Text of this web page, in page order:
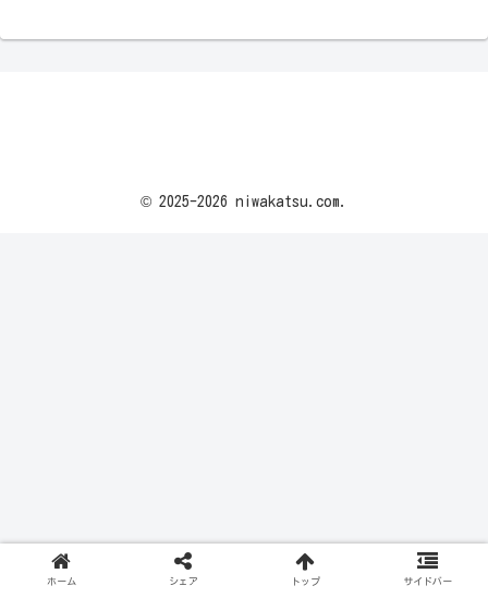
© 2025-2026 niwakatsu.com.
ホーム シェア トップ サイドバー